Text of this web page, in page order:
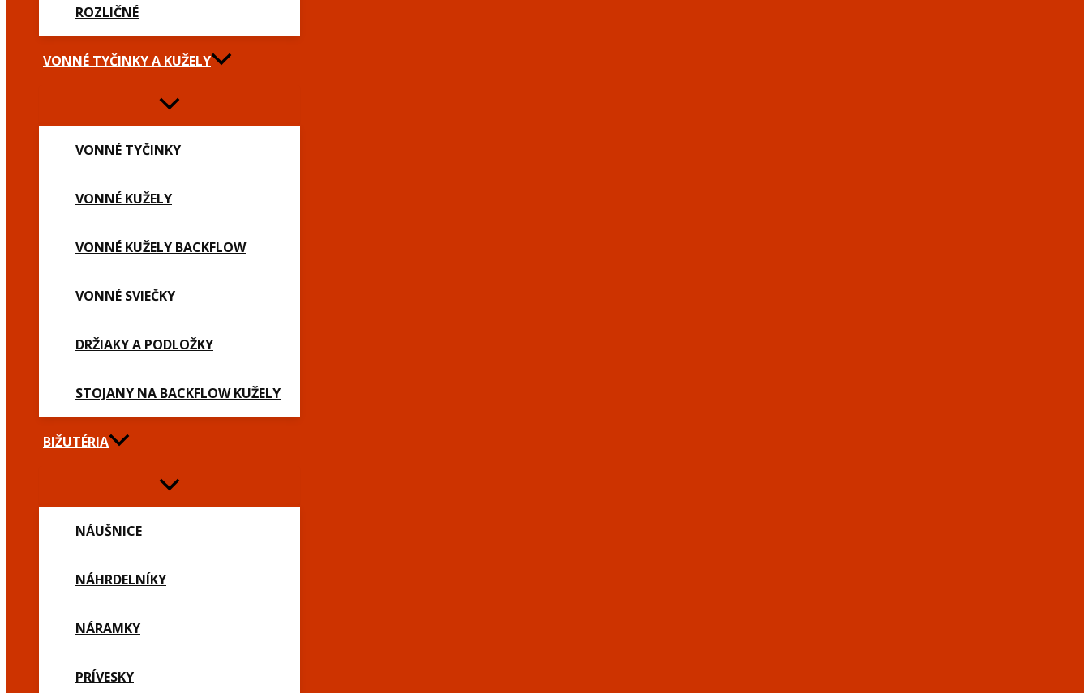
ROZLIČNÉ
VONNÉ TYČINKY A KUŽELY
VONNÉ TYČINKY
VONNÉ KUŽELY
VONNÉ KUŽELY BACKFLOW
VONNÉ SVIEČKY
DRŽIAKY A PODLOŽKY
STOJANY NA BACKFLOW KUŽELY
BIŽUTÉRIA
NÁUŠNICE
NÁHRDELNÍKY
NÁRAMKY
PRÍVESKY